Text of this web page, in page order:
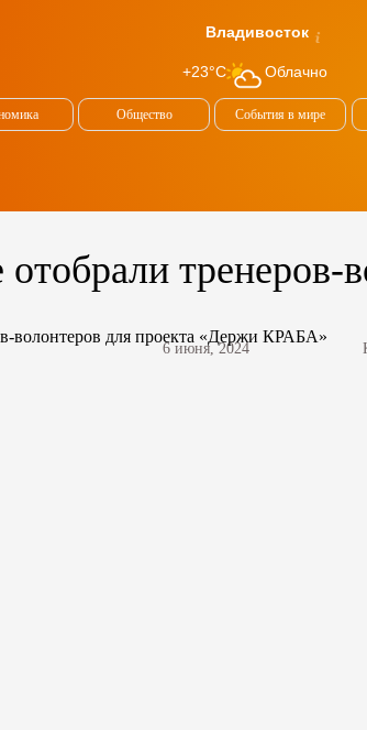
Владивосток
+23°C Облачно
Общество События в мире
отобрали
6 июня, 2024